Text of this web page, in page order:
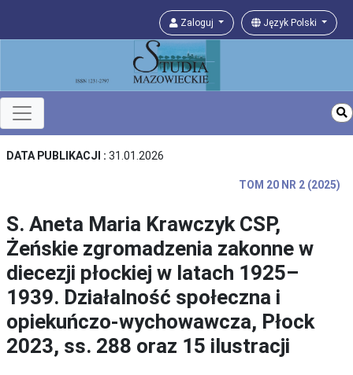
Zaloguj Język Polski
DATA PUBLIKACJI : 31.01.2026
TOM 20 NR 2 (2025)
S. Aneta Maria Krawczyk CSP,
Żeńskie zgromadzenia zakonne w
diecezji płockiej w latach 1925–
1939. Działalność społeczna i
opiekuńczo-wychowawcza, Płock
2023, ss. 288 oraz 15 ilustracji